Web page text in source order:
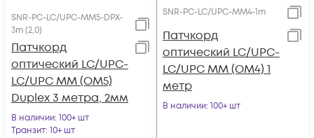
SNR-PC-LC/UPC-MM5-DPX-
3m (2,0)
Патчкорд
оптический LC/UPC-
LC/UPC MM (OM5)
Duplex 3 метра, 2мм
В наличии: 100+ шт
Транзит: 10+ шт
SNR-PC-LC/UPC-MM4-1m
Патчкорд
оптический LC/UPC-
LC/UPC MM (OM4) 1
метр
В наличии: 100+ шт